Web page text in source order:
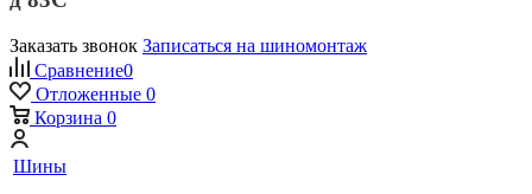
Заказать звонок Записаться на шиномонтаж
Сравнение0
Отложенные 0
Корзина 0
Шины